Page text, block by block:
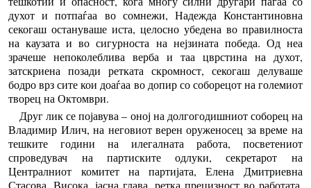
духот и потпаѓаа во сомнежи, Надежда Константиновна
секогаш остануваше иста, целосно убедена во правилноста
на каузата и во сигурноста на нејзината победа. Од неа
зрачеше непоколеблива верба и таа цврстина на духот,
затскриена позади ретката скромност, секогаш делуваше
бодро врз сите кои доаѓаа во допир со соборецот на големиот
творец на Октомври.
Друг лик се појавува – оној на долгогодишниот соборец на
Владимир Илич, на неговиот верен оруженосец за време на
тешките години на илегалната работа, посветениот
спроведувач на партиските одлуки, секретарот на
Централниот комитет на партијата, Елена Дмитриевна
Стасова. Висока, јасна глава, ретка прецизност во работата,